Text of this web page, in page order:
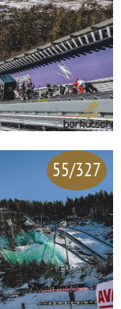
55/327